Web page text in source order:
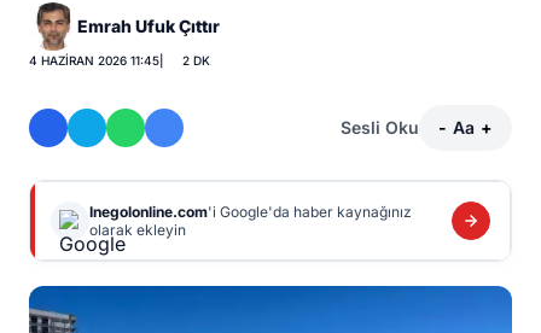
Emrah Ufuk Çıttır
4 HAZIRAN 2026 11:45 2 DK
Sesli Oku - Aa +
Inegolonline.com'i Google'da haber kaynağınız
olarak ekleyin